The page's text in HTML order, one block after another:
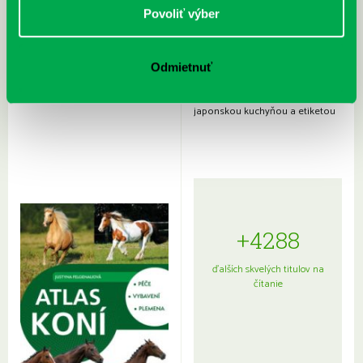
Povoliť výber
Odmietnuť
japonskou kuchyňou a etiketou
+4288
ďalších skvelých titulov na
čítanie